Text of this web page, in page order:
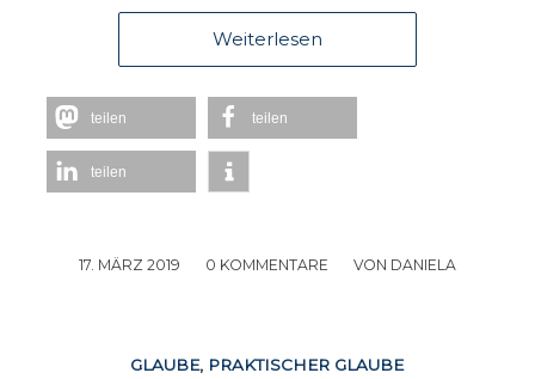
Weiterlesen
teilen teilen
teilen
17. MÄRZ 2019
/ 0 KOMMENTARE
/ VON DANIELA
GLAUBE, PRAKTISCHER GLAUBE